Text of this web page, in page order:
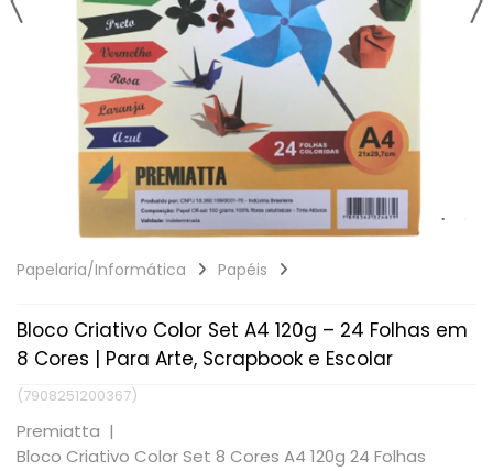
Papelaria/Informática Papéis
Bloco Criativo Color Set A4 120g – 24 Folhas em
8 Cores | Para Arte, Scrapbook e Escolar
(7908251200367)
Premiatta |
Bloco Criativo Color Set 8 Cores A4 120g 24 Folhas